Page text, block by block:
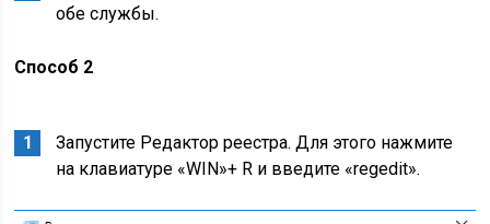
обе службы.
Способ 2
Запустите Редактор реестра. Для этого нажмите
на клавиатуре «WIN»+ R и введите «regedit».